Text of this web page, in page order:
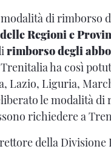
di rimborso
Regioni e
rimborso degli
ha così
Lazio, Liguria,
le modalità
richiedere a
della Divisione